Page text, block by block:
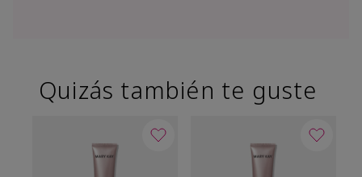
Quizás también te guste